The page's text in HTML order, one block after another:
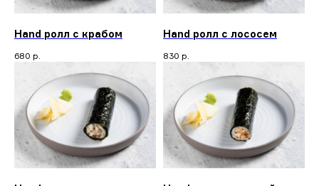
Hand ролл с крабом
680 р.
Hand ролл с лососем
830 р.